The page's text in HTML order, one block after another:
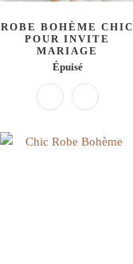
ROBE BOHÈME CHIC
POUR INVITE
MARIAGE
Épuisé